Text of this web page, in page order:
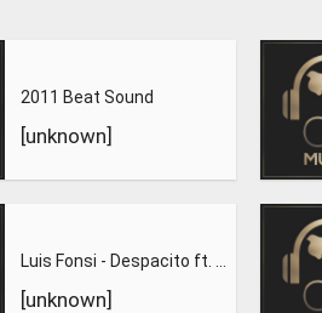
2011 Beat Sound
[unknown]
[unknown]